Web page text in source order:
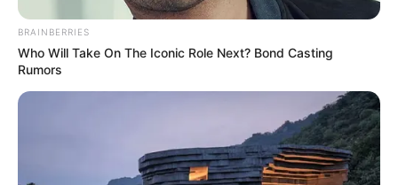
BRAINBERRIES
Who Will Take On The Iconic Role Next? Bond Casting
Rumors